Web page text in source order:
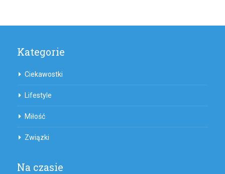
Kategorie
Ciekawostki
Lifestyle
Miłość
Związki
Na czasie